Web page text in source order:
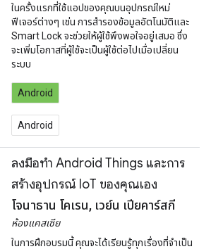
ในครั้งแรกที่ใช้แอปของคุณบนอุปกรณ์ใหม่
ฟีเจอร์ต่างๆ เช่น การสำรองข้อมูลอัตโนมัติและ
Smart Lock จะช่วยให้ผู้ใช้พึงพอใจอยู่เสมอ ซึ่ง
จะเพิ่มโอกาสที่ผู้ใช้จะเป็นผู้ใช้ต่อไปเมื่อเปลี่ยน
ระบบ
Android
Android
ลงมือทำ Android Things และการ
สร้างอุปกรณ์ IoT ของคุณเอง
โจนาธาน โคเรน, เวย์น เปียคาร์สกี
ห้องแคสเซีย
ในการฝึกอบรมนี้ คุณจะได้เรียนรู้ทุกเรื่องที่จำเป็น